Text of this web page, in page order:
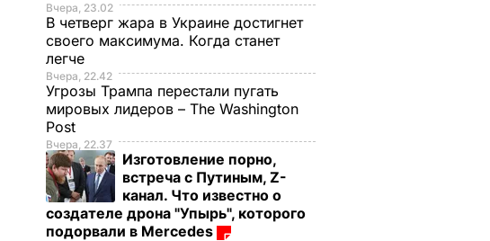
Вчера, 23.02
В четверг жара в Украине достигнет
своего максимума. Когда станет
легче
Вчера, 22.42
Угрозы Трампа перестали пугать
мировых лидеров – The Washington
Post
Вчера, 22.37
Изготовление порно,
встреча с Путиным, Z-
канал. Что известно о
создателе дрона "Упырь", которого
подорвали в Mercedes